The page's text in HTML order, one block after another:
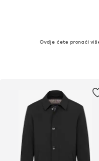
Ovdje ćete pronaći